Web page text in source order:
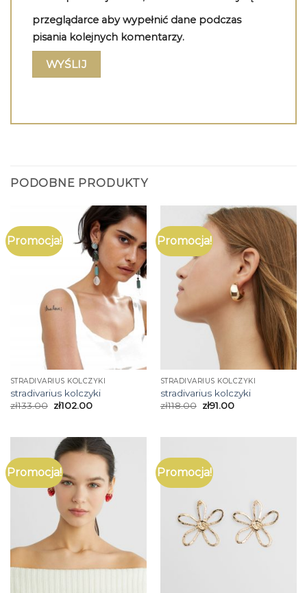
przeglądarce aby wypełnić dane podczas
pisania kolejnych komentarzy.
PODOBNE PRODUKTY
Promocja!
STRADIVARIUS KOLCZYKI
stradivarius kolczyki
zł133.00 zł102.00
Promocja!
STRADIVARIUS KOLCZYKI
stradivarius kolczyki
zł118.00 zł91.00
Promocja! Promocja!